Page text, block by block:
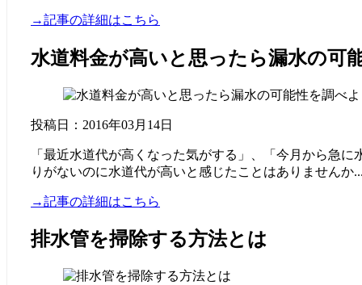
→記事の詳細はこちら
水道料金が高いと思ったら漏水の可
投稿日：2016年03月14日
「最近水道代が高くなった気がする」、「今月から急
りがないのに水道代が高いと感じたことはありませんか
→記事の詳細はこちら
排水管を掃除する方法とは